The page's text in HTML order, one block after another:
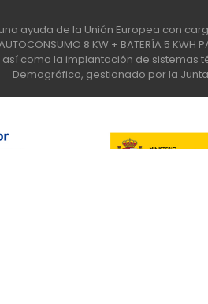
ayuda de la Unión Europea con
AUTOCONSUMO 8 KW + BATERÍA 5
como la implantación de sistemas
Demográfico, gestionado por la